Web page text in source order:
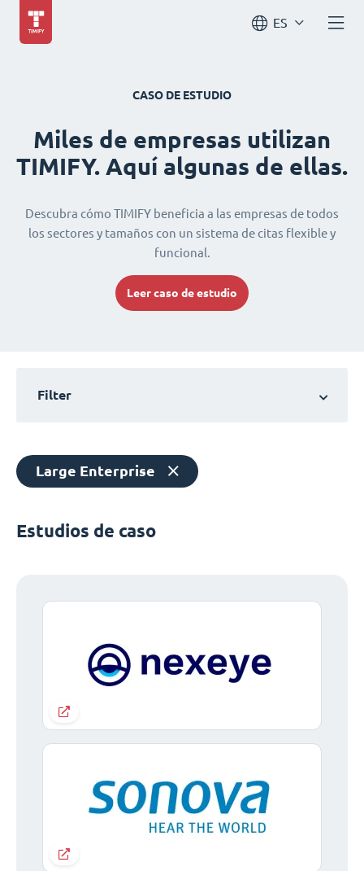
ES
CASO DE ESTUDIO
Miles de empresas utilizan
TIMIFY. Aquí algunas de ellas.
Descubra cómo TIMIFY beneficia a las empresas de todos
los sectores y tamaños con un sistema de citas flexible y
funcional.
Leer caso de estudio
Filter
Large Enterprise
Estudios de caso